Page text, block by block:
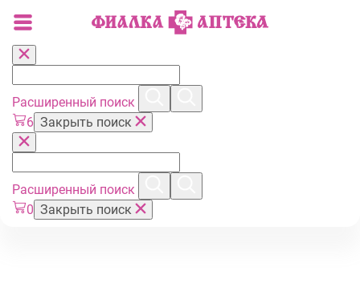
Расширенный поиск
6 Закрыть поиск
Расширенный поиск
0 Закрыть поиск